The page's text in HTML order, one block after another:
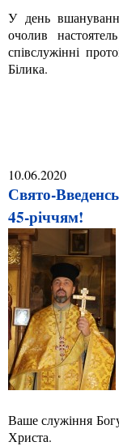
У день
очолив
співслужінні
Білика.
10.06.2020
Свято-
45-річчям!
Ваше служіння
Христа.